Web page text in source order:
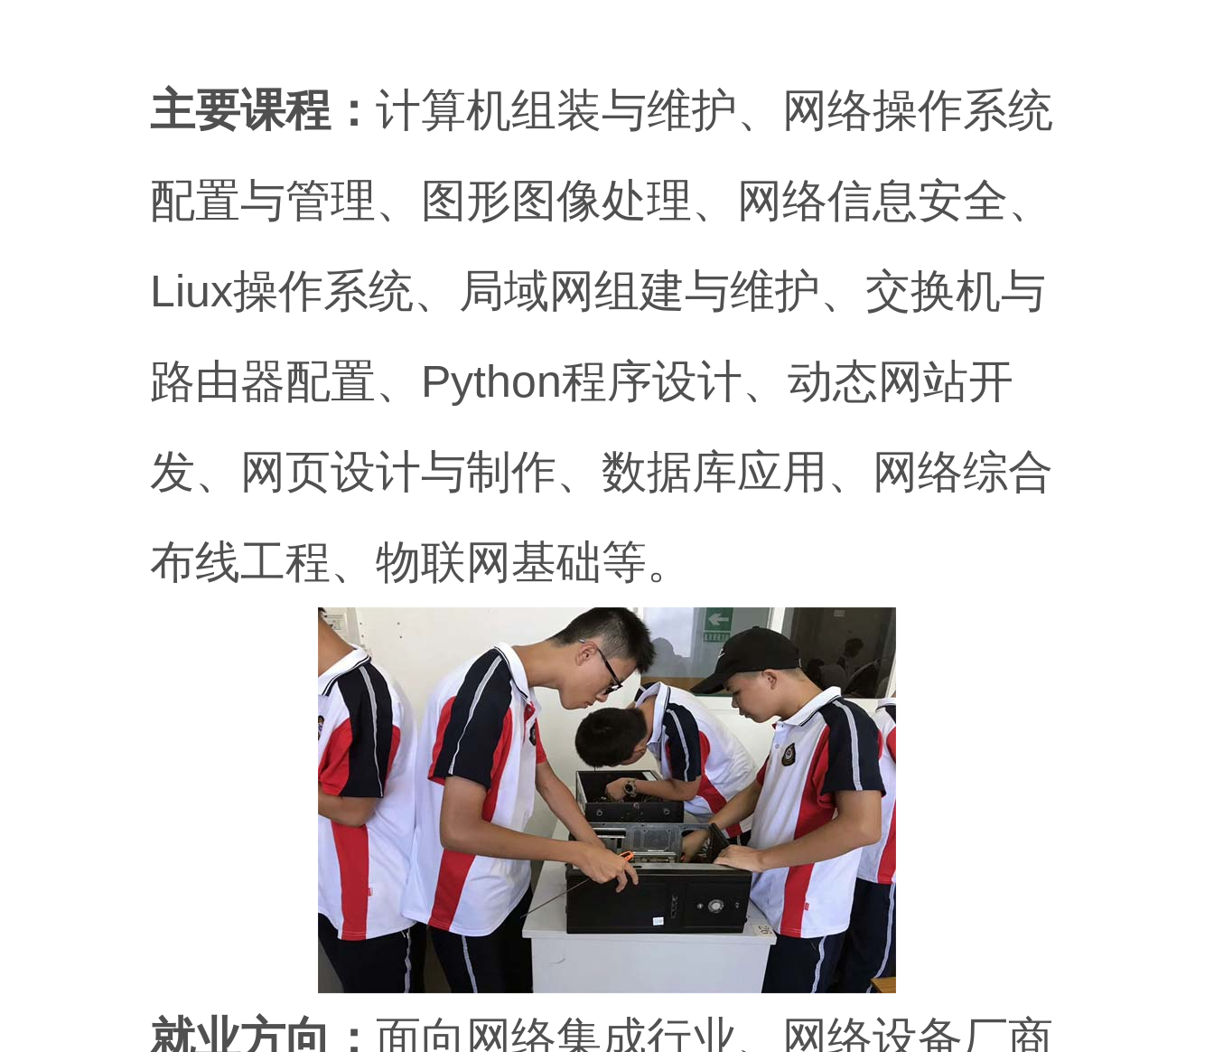
主要课程： 计算机组装与维护、网络操作系统
配置与管理、图形图像处理、网络信息安全、
Liux操作系统、局域网组建与维护、交换机与
路由器配置、Python程序设计、动态网站开
发、网页设计与制作、数据库应用、网络综合
布线工程、物联网基础等。
就业方向： 面向网络集成行业、网络设备厂商